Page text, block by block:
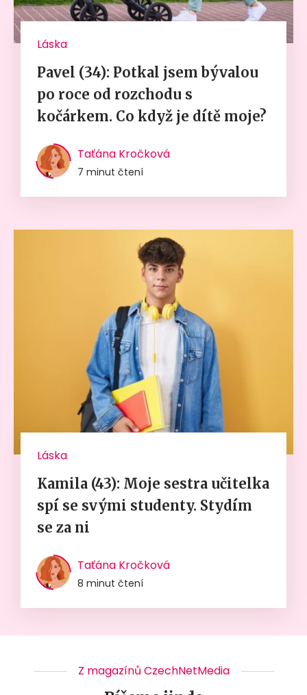
Láska
Pavel (34): Potkal jsem bývalou
po roce od rozchodu s
kočárkem. Co když je dítě moje?
Taťána Kročková
7 minut čtení
Láska
Kamila (43): Moje sestra učitelka
spí se svými studenty. Stydím
se za ni
Taťána Kročková
8 minut čtení
Z magazínů CzechNetMedia